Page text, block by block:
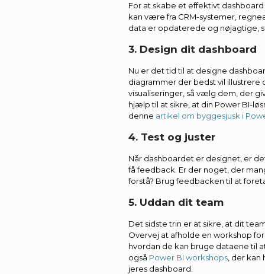
For at skabe et effektivt
kan være fra CRM-systemer,
data er opdaterede og nøjagtige,
3. Design dit dashboard
Nu er det tid til at designe
diagrammer der bedst vil illustrere
visualiseringer, så vælg dem, der
hjælp til at sikre, at din Power BI-
denne artikel om byggesjusk i
4. Test og juster
Når dashboardet er designet, er
få feedback. Er der noget, der
forstå? Brug feedbacken til at
5. Uddan dit team
Det sidste trin er at sikre, at dit
Overvej at afholde en workshop
hvordan de kan bruge dataene til
også Power BI workshops , der
jeres dashboard.